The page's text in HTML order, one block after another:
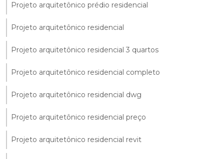
Projeto arquitetônico prédio residencial
Projeto arquitetônico residencial
Projeto arquitetônico residencial 3 quartos
Projeto arquitetônico residencial completo
Projeto arquitetônico residencial dwg
Projeto arquitetônico residencial preço
Projeto arquitetônico residencial revit